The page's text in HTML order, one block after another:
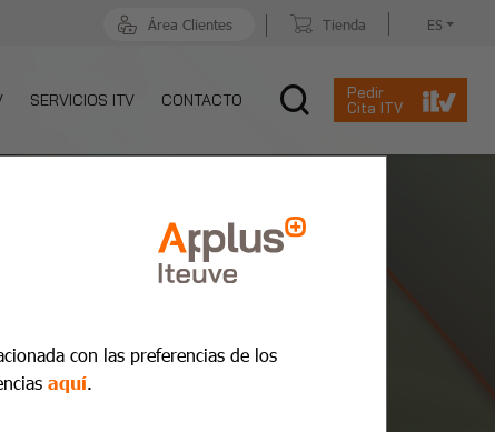
Área Clientes Tienda ES
SERVICIOS ITV CONTACTO
Pedir
Cita ITV
con las preferencias de los
aquí.